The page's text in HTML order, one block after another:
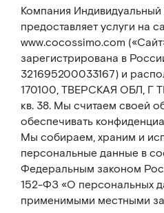
Компания
предоставляет услуги на
www.cocossimo.com
зарегистрирована в
321695200033167) и
170100, ТВЕРСКАЯ ОБЛ, Г
кв. 38. Мы считаем своей
обеспечивать
Мы собираем, храним и
персональные данные в
Федеральным законом
152-ФЗ «О персональных
применимыми местными